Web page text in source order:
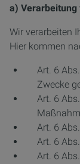
a) Verarbeitung
Wir verarbeiten
Hier kommen
Art. 6
Zwecke
Art. 6
Art. 6
Art. 6
Art. 6